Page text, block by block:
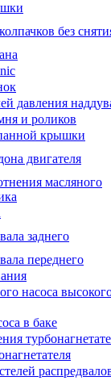
без
давления
и роликов
крышки
двигателя
масляного
заднего
переднего
насоса
в баке